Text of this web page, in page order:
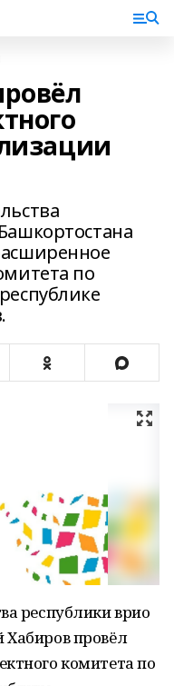
по
республики врио
провёл
комитета по